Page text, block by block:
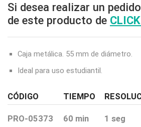
Si desea realizar un pedido
de este producto de
Caja metálica. 55 mm de diámetro.
Ideal para uso estudiantil.
CÓDIGO TIEMPO
PRO-05373 60 min 1 seg